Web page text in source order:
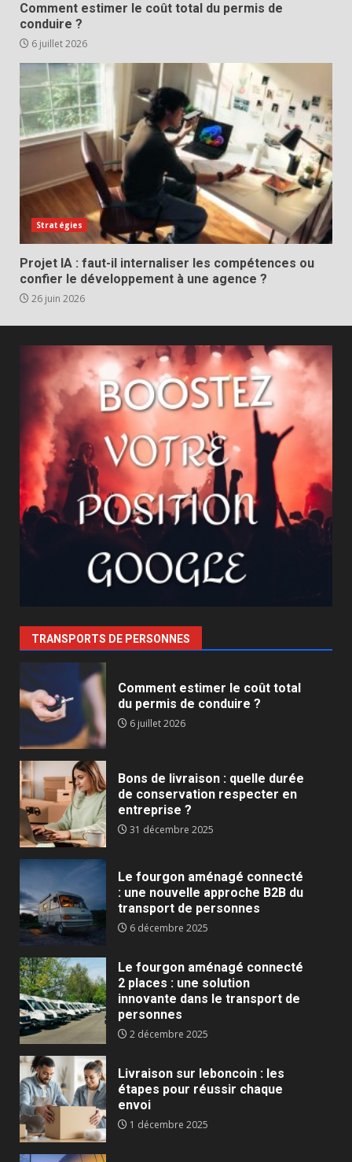
Comment estimer le coût total du permis de
conduire ?
6 juillet 2026
Stratégies
Projet IA : faut-il internaliser les compétences ou
confier le développement à une agence ?
26 juin 2026
TRANSPORTS DE PERSONNES
Comment estimer le coût total
du permis de conduire ?
6 juillet 2026
Bons de livraison : quelle durée
de conservation respecter en
entreprise ?
31 décembre 2025
Le fourgon aménagé connecté
: une nouvelle approche B2B du
transport de personnes
6 décembre 2025
Le fourgon aménagé connecté
2 places : une solution
innovante dans le transport de
personnes
2 décembre 2025
Livraison sur leboncoin : les
étapes pour réussir chaque
envoi
1 décembre 2025